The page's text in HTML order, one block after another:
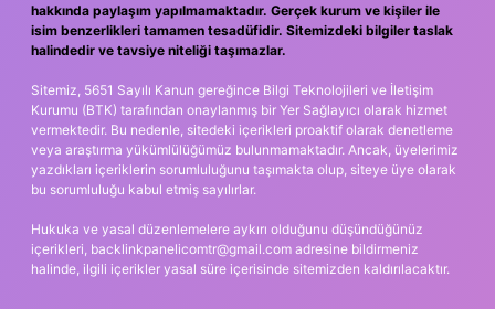
hakkında paylaşım yapılmamaktadır. Gerçek kurum ve kişiler ile
isim benzerlikleri tamamen tesadüfidir. Sitemizdeki bilgiler taslak
halindedir ve tavsiye niteliği taşımazlar.
Sitemiz, 5651 Sayılı Kanun gereğince Bilgi Teknolojileri ve İletişim
Kurumu (BTK) tarafından onaylanmış bir Yer Sağlayıcı olarak hizmet
vermektedir. Bu nedenle, sitedeki içerikleri proaktif olarak denetleme
veya araştırma yükümlülüğümüz bulunmamaktadır. Ancak, üyelerimiz
yazdıkları içeriklerin sorumluluğunu taşımakta olup, siteye üye olarak
bu sorumluluğu kabul etmiş sayılırlar.
Hukuka ve yasal düzenlemelere aykırı olduğunu düşündüğünüz
içerikleri, backlinkpanelicomtr@gmail.com adresine bildirmeniz
halinde, ilgili içerikler yasal süre içerisinde sitemizden kaldırılacaktır.